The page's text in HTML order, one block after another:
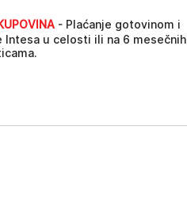
- Plaćanje gotovinom i
Intesa u celosti ili na 6 mesečnih